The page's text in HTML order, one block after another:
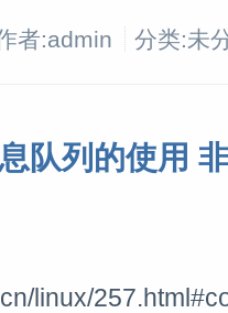
者:admin 分类:未
队列的使用
linux/